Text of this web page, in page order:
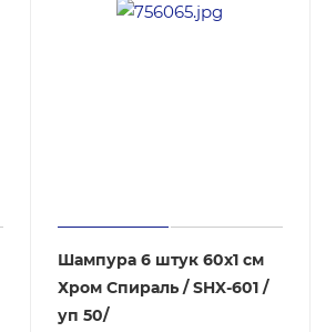
Шампура 6 штук 60х1 см
Хром Спираль / SHX-601 /
уп 50/